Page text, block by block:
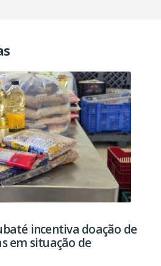
incentiva doação de
em situação de